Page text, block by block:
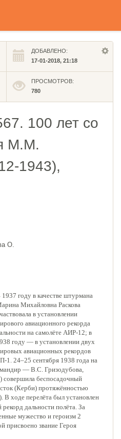
ДОБАВЛЕНО:
17-01-2018, 21:18
ПРОСМОТРОВ:
780
100 лет со
М.М.
1943),
O.
году в качестве штурмана
Михайловна Раскова
в установлении
авиационного рекорда
на самолёте АИР-12; в
году ― в установлении двух
авиационных рекордов
1. 24–25 сентября 1938 года на
― В.С. Гризодубова,
беспосадочный
(Керби) протяжённостью
). В ходе перелёта был установлен
дальности полёта. За
мужество и героизм 2
присвоено звание Героя